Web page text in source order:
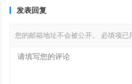
发表回复
您的邮箱地址不会被公开。 必填项